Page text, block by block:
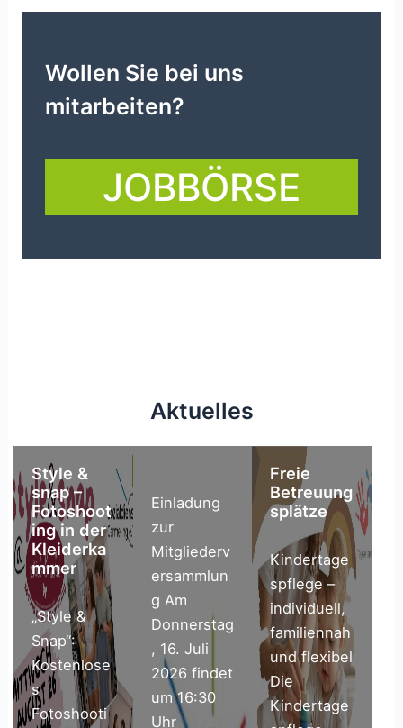
Wollen Sie bei uns
mitarbeiten?
JOBBÖRSE
Aktuelles
Style &
snap –
Fotoshoot
ing in der
Kleiderka
mmer
„Style &
Snap“:
Kostenlose
s
Fotoshooti
Einladung
zur
Mitgliederv
ersammlun
g Am
Donnerstag
, 16. Juli
2026 findet
um 16:30
Uhr
Freie
Betreuung
splätze
Kindertage
spflege –
individuell,
familiennah
und flexibel
Die
Kindertage